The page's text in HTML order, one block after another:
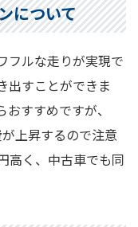
について
フルな走りが実現で
出すことができま
すすめですが、
上昇するので注意
高く、中古車でも同